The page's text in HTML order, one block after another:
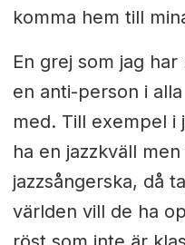
komma hem till
En grej som jag
en anti-person i
med. Till exempel i
ha en jazzkväll
jazzsångerska, då
världen vill de ha